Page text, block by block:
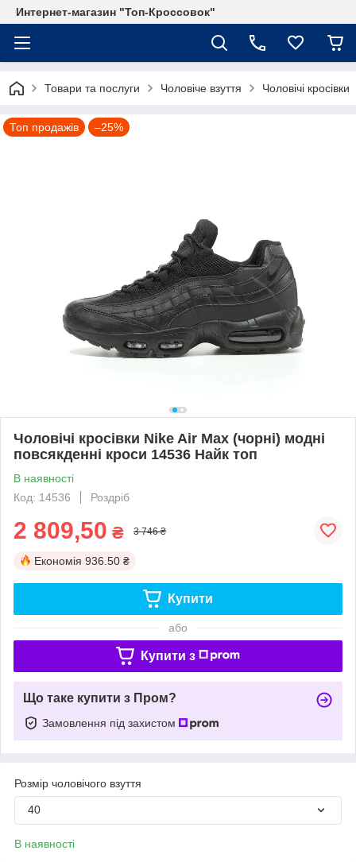
Интернет-магазин "Топ-Кроссовок"
Товари та послуги Чоловіче взуття Чоловічі кросівки
Топ продажів –25%
Чоловічі кросівки Nike Air Max (чорні) модні
повсякденні кроси 14536 Найк топ
В наявності
Код: 14536
Роздріб
2 809,50 ₴ 3 746 ₴
Економія 936.50 ₴
Купити
або
Купити з
Що таке купити з Пром?
Замовлення під захистом
Розмір чоловічого взуття
40
В наявності